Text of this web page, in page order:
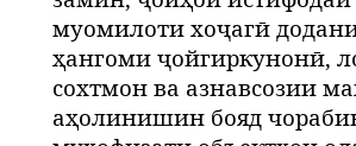
муомилоти хоҷагӣ
ҳангоми ҷойгиркунонӣ,
сохтмон ва азнавсозии
аҳолинишин бояд